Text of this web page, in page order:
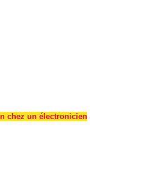
chez un électronicien